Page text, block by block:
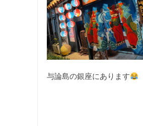
与論島の銀座にあります